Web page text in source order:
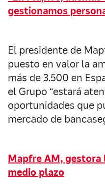
gestionamos
El presidente de
puesto en valor la
más de 3.500 en
el Grupo “estará
oportunidades que
mercado de
Mapfre AM,
medio plazo